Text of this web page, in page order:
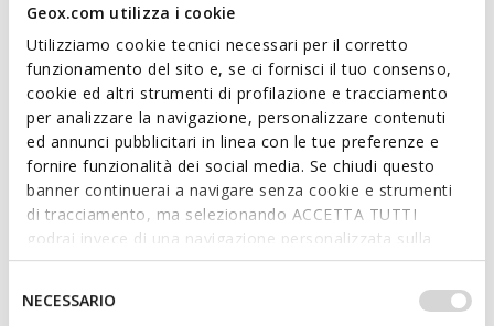
Geox.com utilizza i cookie
Utilizziamo cookie tecnici necessari per il corretto
funzionamento del sito e, se ci fornisci il tuo consenso,
cookie ed altri strumenti di profilazione e tracciamento
per analizzare la navigazione, personalizzare contenuti
ed annunci pubblicitari in linea con le tue preferenze e
fornire funzionalità dei social media. Se chiudi questo
banner continuerai a navigare senza cookie e strumenti
di tracciamento, ma selezionando ACCETTA TUTTI
godrai invece di una navigazione personalizzata sulla
base dei tuoi gusti ed interessi. Selezionando
IMPOSTAZIONI potrai anche scegliere quali cookies ed
altri strumenti di tracciamento autorizzare. Per maggiori
del
NECESSARIO
ITEM CODE: U657KA00043C9999
Features
Enhanced cushioning effect based on the Zero Shock
System
Lace fastening